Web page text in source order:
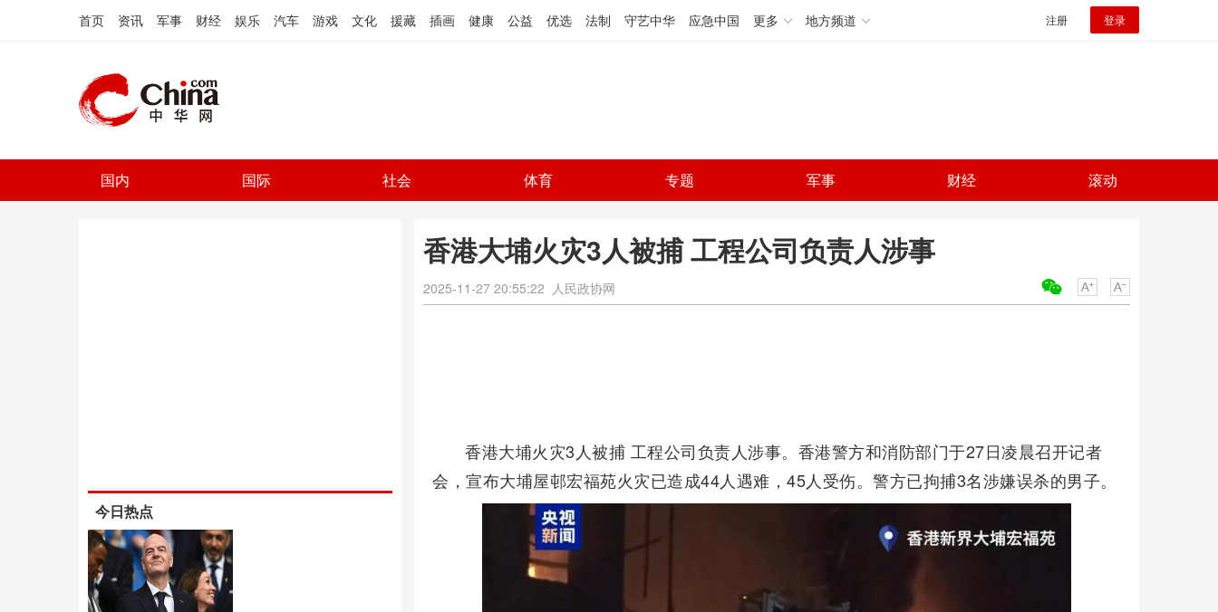
首页 资讯 军事 财经 娱乐 汽车 游戏 文化 援藏 插画 健康 公益 优选 法制 守艺中华 应急中国 更多 地方频道 注册 登录
国内 国际 社会 体育 专题 军事 财经 滚动
香港大埔火灾3人被捕 工程公司负责人涉事
2025-11-27 20:55:22 人民政协网
香港大埔火灾3人被捕 工程公司负责人涉事。香港警方和消防部门于27日凌晨召开记者
会，宣布大埔屋邨宏福苑火灾已造成44人遇难，45人受伤。警方已拘捕3名涉嫌误杀的男子。
今日热点